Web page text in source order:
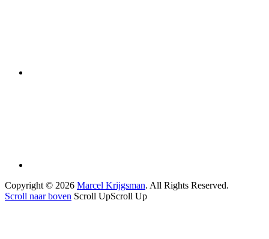
Copyright © 2026 Marcel Krijgsman. All Rights Reserved.
Scroll naar boven Scroll UpScroll Up